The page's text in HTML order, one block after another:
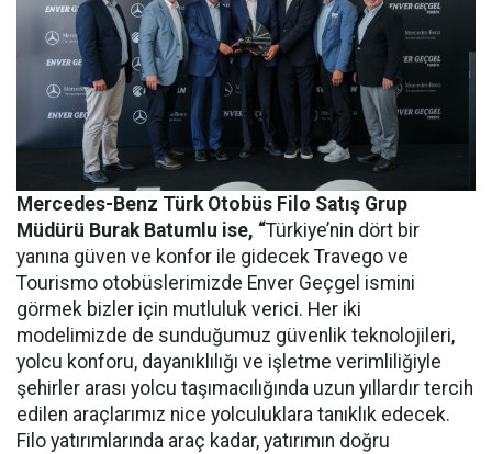
Mercedes-Benz Türk Otobüs Filo Satış Grup
Müdürü Burak Batumlu ise, “Türkiye’nin dört bir
yanına güven ve konfor ile gidecek Travego ve
Tourismo otobüslerimizde Enver Geçgel ismini
görmek bizler için mutluluk verici. Her iki
modelimizde de sunduğumuz güvenlik teknolojileri,
yolcu konforu, dayanıklılığı ve işletme verimliliğiyle
şehirler arası yolcu taşımacılığında uzun yıllardır tercih
edilen araçlarımız nice yolculuklara tanıklık edecek.
Filo yatırımlarında araç kadar, yatırımın doğru